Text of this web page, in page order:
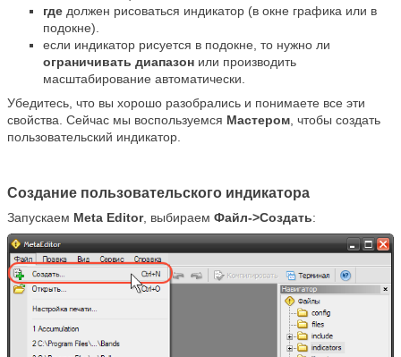
где должен рисоваться индикатор (в окне графика или в
подокне).
если индикатор рисуется в подокне, то нужно ли
ограничивать диапазон или производить
масштабирование автоматически.
Убедитесь, что вы хорошо разобрались и понимаете все эти
свойства. Сейчас мы воспользуемся Мастером , чтобы создать
пользовательский индикатор.
Создание пользовательского индикатора
Запускаем Meta Editor, выбираем Файл->Создать: